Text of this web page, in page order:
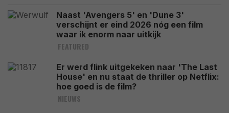
Naast 'Avengers 5' en 'Dune 3'
verschijnt er eind 2026 nóg een film
waar ik enorm naar uitkijk
FEATURED
Er werd flink uitgekeken naar 'The Last
House' en nu staat de thriller op Netflix:
hoe goed is de film?
NIEUWS